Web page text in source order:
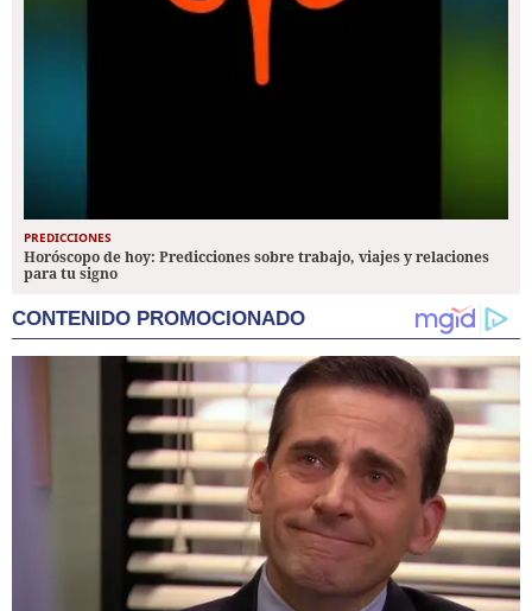
PREDICCIONES
Horóscopo de hoy: Predicciones sobre trabajo, viajes y relaciones
para tu signo
CONTENIDO PROMOCIONADO